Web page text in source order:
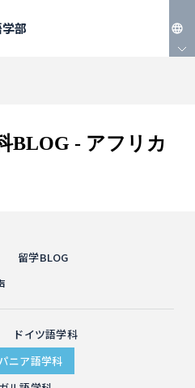
部
BLOG - アフリカ
留学BLOG
ドイツ語学科
ニア語学科